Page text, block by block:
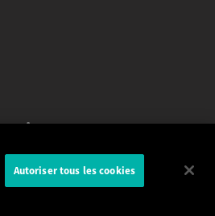
A propos
CGV
Autoriser tous les cookies